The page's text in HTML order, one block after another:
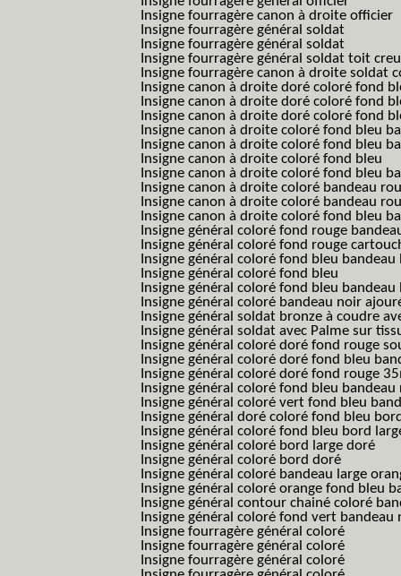
Insigne fourragère canon à droite officier
Insigne fourragère général soldat
Insigne fourragère général soldat
Insigne fourragère général soldat toit
Insigne fourragère canon à droite soldat
Insigne canon à droite doré coloré fond
Insigne canon à droite doré coloré fond
Insigne canon à droite doré coloré fond
Insigne canon à droite coloré fond bleu
Insigne canon à droite coloré fond bleu
Insigne canon à droite coloré fond bleu
Insigne canon à droite coloré fond bleu
Insigne canon à droite coloré bandeau
Insigne canon à droite coloré bandeau
Insigne canon à droite coloré fond bleu
Insigne général coloré fond rouge
Insigne général coloré fond rouge
Insigne général coloré fond bleu bandeau
Insigne général coloré fond bleu
Insigne général coloré fond bleu bandeau
Insigne général coloré bandeau noir
Insigne général soldat bronze à coudre
Insigne général soldat avec Palme sur
Insigne général coloré doré fond rouge
Insigne général coloré doré fond bleu
Insigne général coloré doré fond rouge
Insigne général coloré fond bleu
Insigne général coloré vert fond bleu
Insigne général doré coloré fond bleu
Insigne général coloré fond bleu bord
Insigne général coloré bord large doré
Insigne général coloré bord doré
Insigne général coloré bandeau large
Insigne général coloré orange fond bleu
Insigne général contour chainé coloré
Insigne général coloré fond vert bandeau
Insigne fourragère général coloré
Insigne fourragère général coloré
Insigne fourragère général coloré